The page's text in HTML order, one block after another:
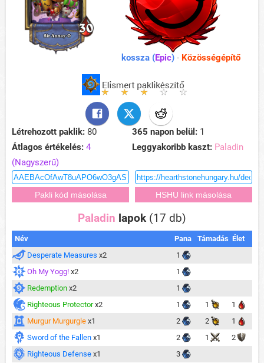
kossza (Epic)- Közösségépítő
Létrehozott paklik: 80 365 napon belül: 1
Átlagos értékelés: 4
(Nagyszerű)
Leggyakoribb kaszt: Paladin
Paladin lapok (17 db)
Név Pana Támadás Élet
Desperate Measures x2
1
Oh My Yogg! x2
1
Redemption x2
1
Righteous Protector x2 1 1
1
Murgur Murgurgle x1 2 2
1
Sword of the Fallen x1 2 1
2
Righteous Defense x1
3